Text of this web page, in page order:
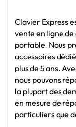
Clavier Express
vente en ligne
portable. Nous
accessoires
plus de 5 ans.
nous pouvons
la plupart des
en mesure de
particuliers que